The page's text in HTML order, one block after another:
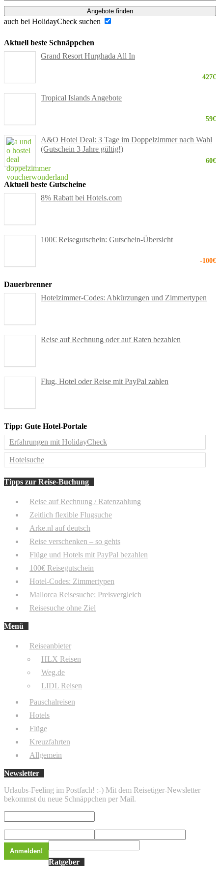
Angebote finden
auch bei HolidayCheck suchen
Aktuell beste Schnäppchen
Grand Resort Hurghada All In
427€
Tropical Islands Angebote
59€
A&O Hotel Deal: 3 Tage im Doppelzimmer nach Wahl
(Gutschein 3 Jahre gültig!)
60€
Aktuell beste Gutscheine
8% Rabatt bei Hotels.com
100€ Reisegutschein: Gutschein-Übersicht
-100€
Dauerbrenner
Hotelzimmer-Codes: Abkürzungen und Zimmertypen
Reise auf Rechnung oder auf Raten bezahlen
Flug, Hotel oder Reise mit PayPal zahlen
Tipp: Gute Hotel-Portale
Erfahrungen mit HolidayCheck
Hotelsuche
Tipps zur Reise-Buchung
Reise auf Rechnung / Ratenzahlung
Zeitlich flexible Flugsuche
Arke.nl auf deutsch
Reise verschenken – so gehts
Flüge und Hotels mit PayPal bezahlen
100€ Reisegutschein
Hotel-Codes: Zimmertypen
Mallorca Reisesuche: Preisvergleich
Reisesuche ohne Ziel
Menü
Reiseanbieter
HLX Reisen
Weg.de
LIDL Reisen
Pauschalreisen
Hotels
Flüge
Kreuzfahrten
Allgemein
Newsletter
Urlaubs-Feeling im Postfach! :-) Mit dem Reisetiger-Newsletter
bekommst du neue Schnäppchen per Mail.
Ratgeber